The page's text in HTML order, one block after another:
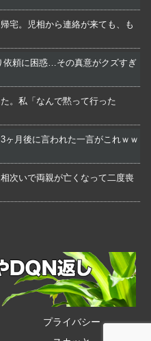
宅。児相から連絡が来ても、も
依頼に困惑…その真意がクズすぎ
。私「なんで黙って行った
ヶ月後に言われた一言がこれｗｗ
次いで両親が亡くなって二度喪
プライバシー